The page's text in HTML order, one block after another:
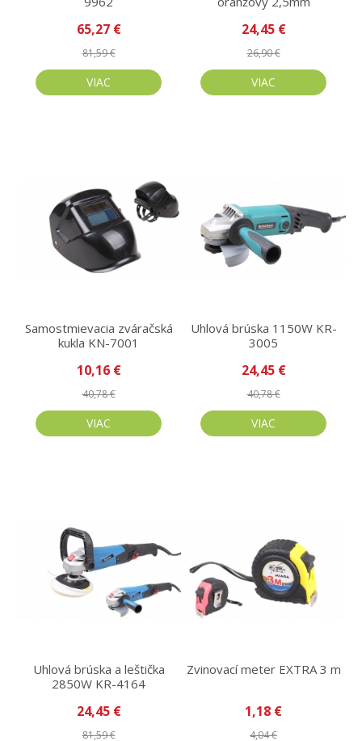
65,27 €
81,59 €
VIAC
24,45 €
26,90 €
VIAC
Samostmievacia zváračská
kukla KN-7001
10,16 €
40,78 €
VIAC
Uhlová brúska 1150W KR-
3005
24,45 €
40,78 €
VIAC
Uhlová brúska a leštička
2850W KR-4164
24,45 €
81,59 €
Zvinovací meter EXTRA 3 m
1,18 €
4,04 €